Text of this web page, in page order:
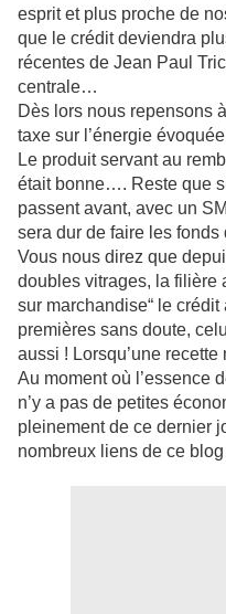
esprit et plus proche de
que le crédit deviendra
récentes de Jean Paul
centrale…
Dès lors nous repensons
taxe sur l’énergie
Le produit servant au
était bonne…. Reste que
passent avant, avec un
sera dur de faire les
Vous nous direz que
doubles vitrages, la filière
sur marchandise“ le
premières sans doute,
aussi ! Lorsqu’une
Au moment où l’essence
n’y a pas de petites
pleinement de ce dernier
nombreux liens de ce